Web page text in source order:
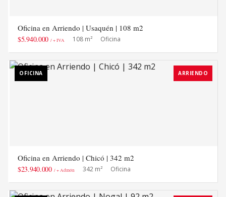
Oficina en Arriendo | Usaquén | 108 m2
$5.940.000 / + IVA 108 m² Oficina
OFICINA ARRIENDO
Oficina en Arriendo | Chicó | 342 m2
$23.940.000 / + Admón 342 m² Oficina